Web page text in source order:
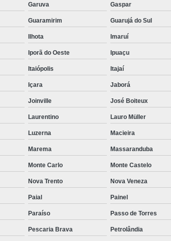
Garuva Gaspar
Guaramirim Guarujá do Sul
Ilhota Imaruí
Iporã do Oeste Ipuaçu
Itaiópolis Itajaí
Içara Jaborá
Joinville José Boiteux
Laurentino Lauro Müller
Luzerna Macieira
Marema Massaranduba
Monte Carlo Monte Castelo
Nova Trento Nova Veneza
Paial Painel
Paraíso Passo de Torres
Pescaria Brava Petrolândia